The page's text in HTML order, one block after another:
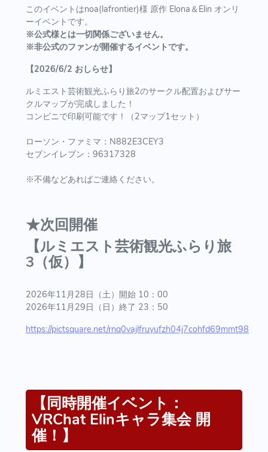
このイベントはnoa(lafrontier)様 原作 Elona＆Elin オンリ
ーイベントです。
※公式様とは一切関係ございません。
※非公式のファンが開催するイベントです。
【2026/6/2 おしらせ】
ルミエスト芸術観光ふらり旅2のサークル配置およびサー
クルマップが完成しました！
コンビニで印刷可能です！（2マップ1セット）
ローソン・ファミマ：N882E3CEY3
セブンイレブン： 96317328
※不備などあればご連絡ください。
★次回開催
【ルミエスト芸術観光ふらり旅
3（仮）】
2026年11月28日（土）開始 10：00
2026年11月29日（日）終了 23：50
https://pictsquare.net/rnq0vajlfruyufzh04j7cohfd69mmt98
【同時開催イベント：
VRChat Elinキャラ集会 開
催！】